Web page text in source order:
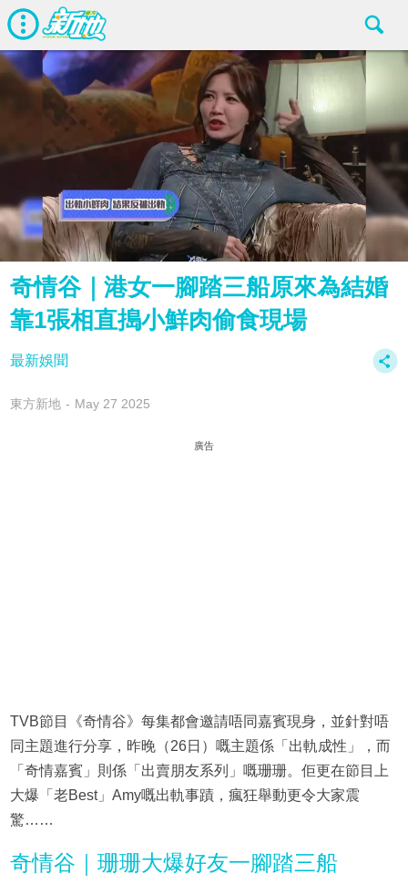
奇情谷｜港女一腳踏三船原來為結婚
靠1張相直搗小鮮肉偷食現場
最新娛聞
東方新地 May 27 2025
廣告
TVB節目《奇情谷》每集都會邀請唔同嘉賓現身，並針對唔
同主題進行分享，昨晚（26日）嘅主題係「出軌成性」，而
「奇情嘉賓」則係「出賣朋友系列」嘅珊珊。佢更在節目上
大爆「老Best」Amy嘅出軌事蹟，瘋狂舉動更令大家震
驚……
奇情谷｜珊珊大爆好友一腳踏三船